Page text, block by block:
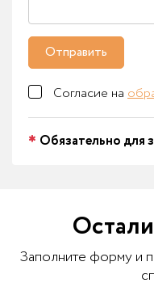
Отправить
Согласие на
Обязательно для
Заполните форму и